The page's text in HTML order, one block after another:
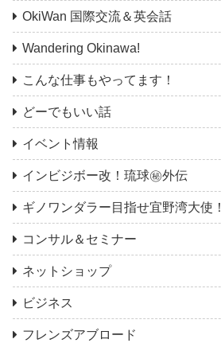
OkiWan 国際交流＆英会話
Wandering Okinawa!
こんな仕事もやってます！
どーでもいい話
イベント情報
インビジボー改！琉球㊙︎外伝
ギノワンダラー目指せ宜野湾大使！
コンサル＆セミナー
ネットショップ
ビジネス
フレンズアブロード